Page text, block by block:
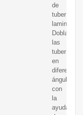
de
tuberías
laminadas.
Dobla
las
tuberías
en
diferentes
ángulos
con
la
ayuda